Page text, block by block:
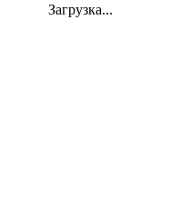
Загрузка...